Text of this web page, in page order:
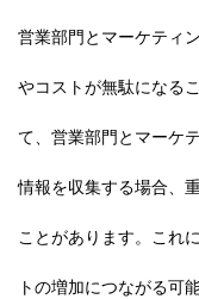
営業部門とマーケティ
やコストが無駄になる
て、営業部門とマーケ
情報を収集する場合、
ことがあります。これ
トの増加につながる可